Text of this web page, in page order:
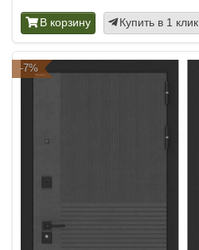
В корзину Купить в 1 клик
-7%